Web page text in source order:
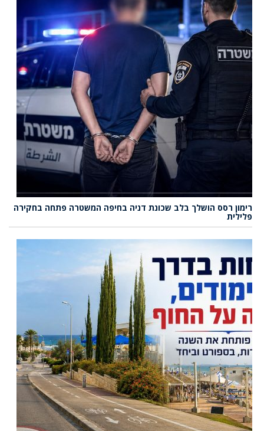
רימון רסס הושלך בלב שכונת דניה בחיפה המשטרה פתחה בחקירה
פלילית